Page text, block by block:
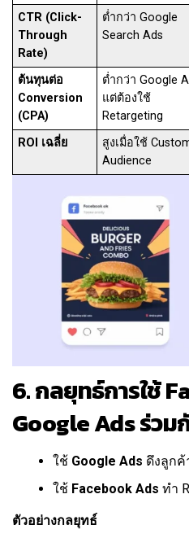
CTR (Click-
Through
Rate)
ต่ำกว่า Google
Search Ads
ต้นทุนต่อ
Conversion
(CPA)
ต่ำกว่า Google
แต่ต้องใช้
Retargeting
ROI เฉลี่ย
สูงเมื่อใช้
Audience
6. กลยุทธ์การใช้
Google Ads ร่วม
ใช้ Google Ads ดึงลูก
ใช้ Facebook Ads ทำ
ตัวอย่างกลยุทธ์